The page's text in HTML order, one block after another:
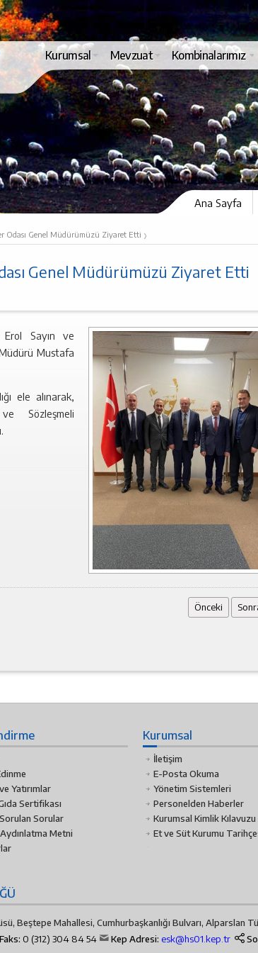
Kurumsal Mevzuat Kombinalarımız
Ana Sayfa
Odası Genel Müdürümüzü Ziyaret Etti ›
Genel Müdürümüzü Ziyaret Etti
Erol Sayın ve
Mustafa
ele alınarak,
ve Sözleşmeli
Önceki
Yatırımlar
Sertifikası
Sorular
Metni
Kurumsal
İletişim
E-Posta Okuma
Yönetim Sistemleri
Personelden Haberler
Kurumsal Kimlik Kılavuzu
Et ve Süt Kurumu
Beştepe Mahallesi, Cumhurbaşkanlığı Bulvarı, Alparslan
Faks: 0 (312) 304 84 54 Kep Adresi: esk@hs01.kep.tr